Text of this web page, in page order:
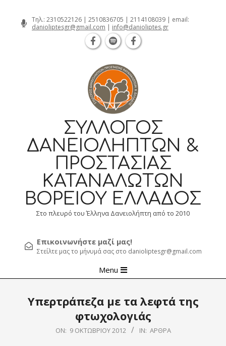
Τηλ.: 2310522126 | 2510836705 | 2114108039 | email:
danioliptesgr@gmail.com | info@danioliptes.gr
ΣΎΛΛΟΓΟΣ
ΔΑΝΕΙΟΛΗΠΤΏΝ &
ΠΡΟΣΤΑΣΊΑΣ
ΚΑΤΑΝΑΛΩΤΏΝ
ΒΟΡΕΊΟΥ ΕΛΛΆΔΟΣ
Στο πλευρό του Έλληνα Δανειολήπτη από το 2010
Επικοινωνήστε μαζί μας!
Στείλτε μας το μήνυμά σας στο danioliptesgr@gmail.com
Navigation
Menu
Υπερτράπεζα με τα λεφτά της
φτωχολογιάς
ON: 9 ΟΚΤΩΒΡΊΟΥ 2012 IN: ΆΡΘΡΑ